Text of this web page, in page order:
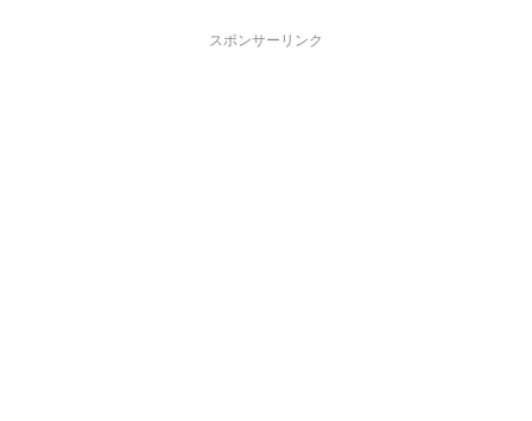
スポンサーリンク